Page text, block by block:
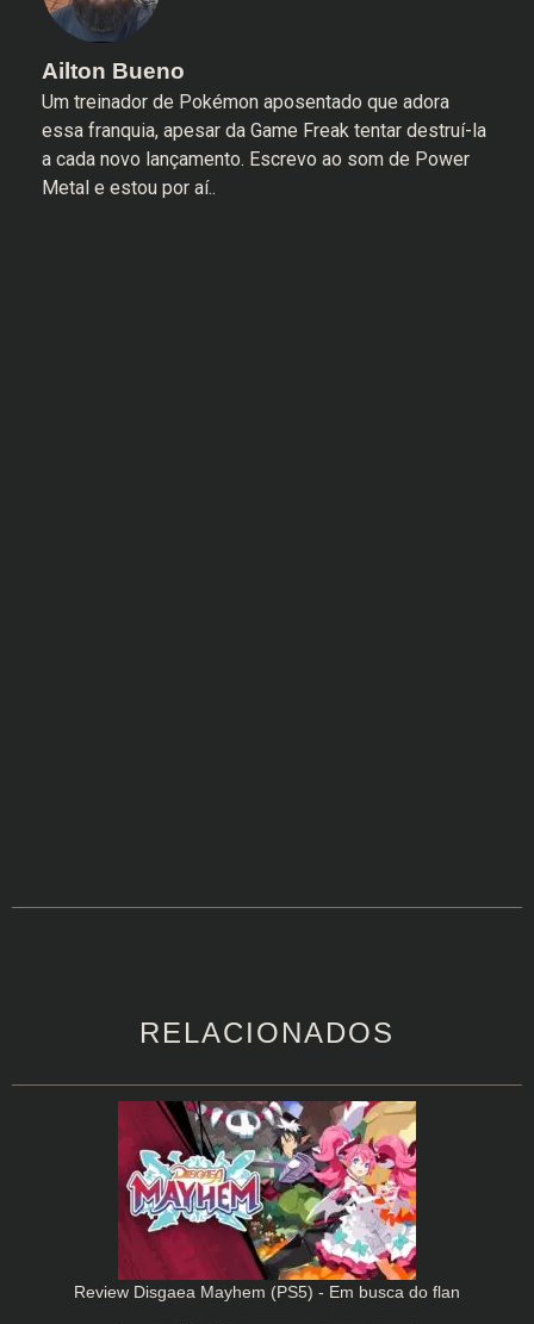
Ailton Bueno
Um treinador de Pokémon aposentado que adora
essa franquia, apesar da Game Freak tentar destruí-la
a cada novo lançamento. Escrevo ao som de Power
Metal e estou por aí..
RELACIONADOS
Review Disgaea Mayhem (PS5) - Em busca do flan